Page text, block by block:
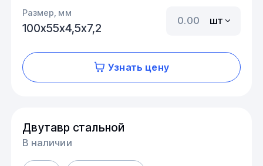
Размер, мм
100х55х4,5х7,2
шт
Узнать цену
Двутавр стальной
В наличии